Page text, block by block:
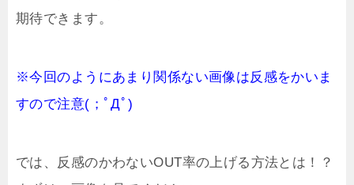
期待できます。
※今回のようにあまり関係ない画像は反感をかいま
すので注意(；ﾟДﾟ)
では、反感のかわないOUT率の上げる方法とは！？